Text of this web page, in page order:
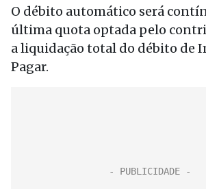
O débito automático será
última quota optada pelo
a liquidação total do débito de
Pagar.